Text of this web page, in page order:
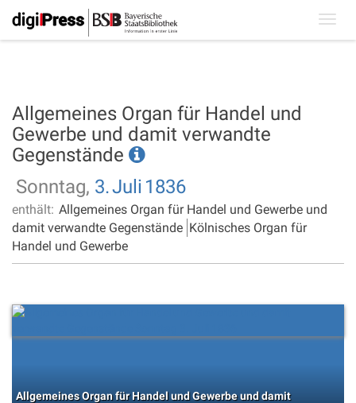
Allgemeines Organ für Handel und
Gewerbe und damit verwandte
Gegenstände
Sonntag, 3.Juli 1836
enthält: Allgemeines Organ für Handel und Gewerbe und
damit verwandte Gegenstände Kölnisches Organ für
Handel und Gewerbe
Allgemeines Organ für Handel und Gewerbe und damit